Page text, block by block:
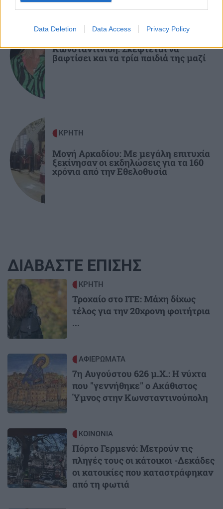
Data Deletion Data Access Privacy Policy
ΚΡΗΤΗ
ΒΟΑΚ: Αυτοψία Χρίστου Δήμα στα εργοτάξια
και επιτάχυνση των έργων οδικής ασφάλειας
GOSSIP - LIFESTYLE
Κωνσταντινίδη: Σκέφτεται να
βαφτίσει και τα τρία παιδιά της μαζί
ΚΡΗΤΗ
Μονή Αρκαδίου: Με μεγάλη επιτυχία
ξεκίνησαν οι εκδηλώσεις για τα 160
χρόνια από την Εθελοθυσία
ΔΙΑΒΑΣΤΕ ΕΠΙΣΗΣ
Image ΚΡΗΤΗ
Τροχαίο στο ΙΤΕ: Μάχη δίχως
τέλος για την 20χρονη φοιτήτρια
...
ΑΦΙΕΡΩΜΑΤΑ
7η Αυγούστου 626 μ.Χ.: Η νύχτα
που "γεννήθηκε" ο Ακάθιστος
Ύμνος στην Κωνσταντινούπολη
Image ΚΟΙΝΩΝΙΑ
Πόρτο Γερμενό: Μετρούν τις
πληγές τους οι κάτοικοι -Δεκάδες
οι κατοικίες που καταστράφηκαν
από τη φωτιά